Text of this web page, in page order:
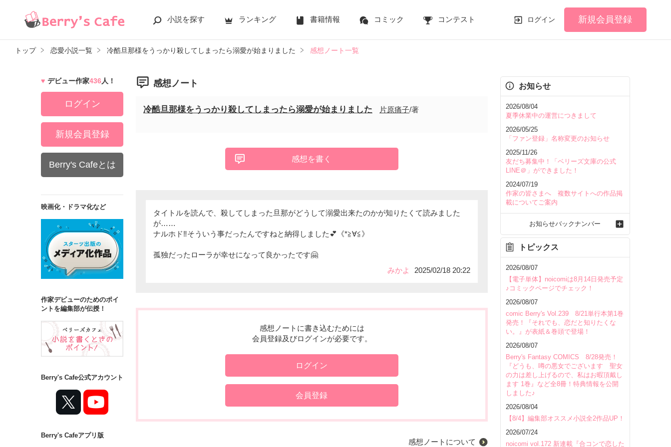
小説を探す ランキング 書籍情報 コミック コンテスト ログイン 新規会員登録
トップ 恋愛小説一覧 冷酷旦那様をうっかり殺してしまったら溺愛が始まりました 感想ノート一覧
感想ノート
冷酷旦那様をうっかり殺してしまったら溺愛が始まりました 片原痛子/著
感想を書く
タイトルを読んで、殺してしまった旦那がどうして溺愛出来たのかが知りたくて読みました
が……
ナルホド‼️そういう事だったんですねと納得しました💕《*≧∀≦》
孤独だったローラが幸せになって良かったです🤗
みかよ
2025/02/18 20:22
感想ノートに書き込むためには
会員登録及びログインが必要です。
ログイン
会員登録
感想ノートについて
デビュー作家436人！
ログイン
新規会員登録
Berry's Cafeとは
映画化・ドラマ化など
作家デビューのためのポイ
ントを編集部が伝授！
Berry's Cafe公式アカウント
Berry's Cafeアプリ版
お知らせ
2026/08/04
夏季休業中の運営につきまして
2026/05/25
「ファン登録」名称変更のお知らせ
2025/11/26
友だち募集中！「ベリーズ文庫の公式
LINE＠」ができました！
2024/07/19
作家の皆さまへ 複数サイトへの作品掲
載についてご案内
お知らせバックナンバー
トピックス
2026/08/07
【電子単体】noicomiは8月14日発売予定
♪コミックページでチェック！
2026/08/07
comic Berry's Vol.239 8/21単行本第1巻
発売！『それでも、恋だと知りたくな
い。』が表紙＆巻頭で登場！
2026/08/07
Berry's Fantasy COMICS 8/28発売！
『どうも、噂の悪女でございます 聖女
の力は差し上げるので、私はお暇頂戴し
ます 1巻』など全8冊！特典情報を公開
しました♪
2026/08/04
【8/4】編集部オススメ小説全2作品UP！
2026/07/24
noicomi vol.172 新連載『合コンで恋した